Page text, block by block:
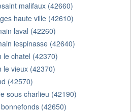
malifaux (42660)
haute ville (42610)
laval (42260)
lespinasse (42640)
le chatel (42370)
le vieux (42370)
(42570)
sous charlieu (42190)
(42650)